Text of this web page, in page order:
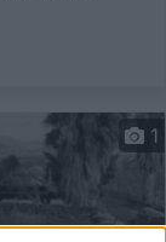
1